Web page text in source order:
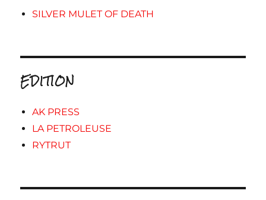
SILVER MULET OF DEATH
EDITION
AK PRESS
LA PETROLEUSE
RYTRUT